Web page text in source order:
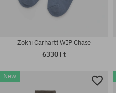
Zokni Carhartt WIP Chase
6330 Ft
New